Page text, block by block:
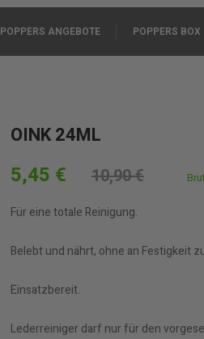
POPPERS ANGEBOTE POPPERS BOX
OINK 24ML
5,45 € 10,90 €
Für eine totale Reinigung.
Belebt und nährt, ohne an Festigkeit
Einsatzbereit.
Lederreiniger darf nur für den